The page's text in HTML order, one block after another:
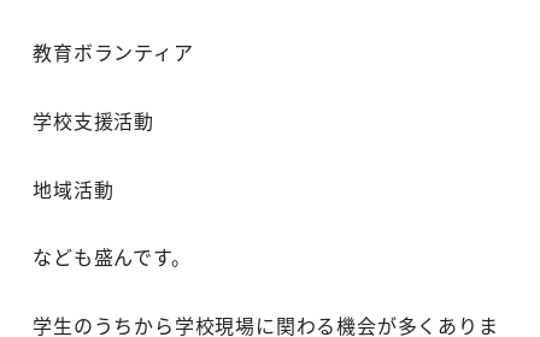
教育ボランティア
学校支援活動
地域活動
なども盛んです。
学生のうちから学校現場に関わる機会が多くありま